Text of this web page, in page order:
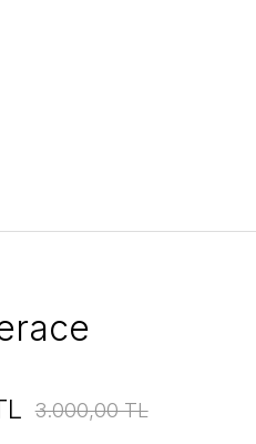
3.000,00 TL